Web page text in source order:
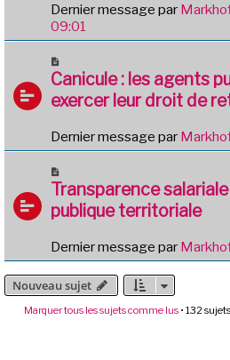
Dernier message par
09:01
Canicule : les agents
exercer leur droit de
Dernier message par
Transparence
publique territoriale
Dernier message par
Nouveau sujet
Marquer tous les sujets comme lus • 132 sujets